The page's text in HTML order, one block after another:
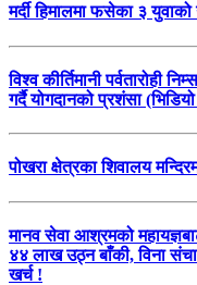
मर्दी हिमालमा फसेका ३ युवाको
विश्व कीर्तिमानी पर्वतारोही
गर्दै योगदानको प्रशंसा
पोखरा क्षेत्रका शिवालय
मानव सेवा आश्रमको
४४ लाख उठ्न बाँकी, विना
खर्च !